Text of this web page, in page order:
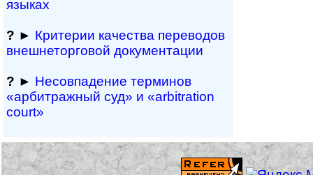
языках
? ► Критерии качества переводов
внешне­тор­го­вой документации
? ► Несовпадение терминов
«арбитражный суд» и «arbitration
court»